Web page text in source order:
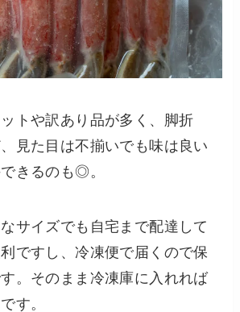
トや訳あり品が多く、脚折
見た目は不揃いでも味は良い
きるのも◎。
サイズでも自宅まで配達して
ですし、冷凍便で届くので保
。そのまま冷凍庫に入れれば
す。